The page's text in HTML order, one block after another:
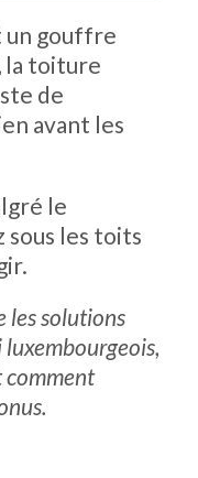
un gouffre
la toiture
de
avant les
le
sous les toits
les solutions
comment